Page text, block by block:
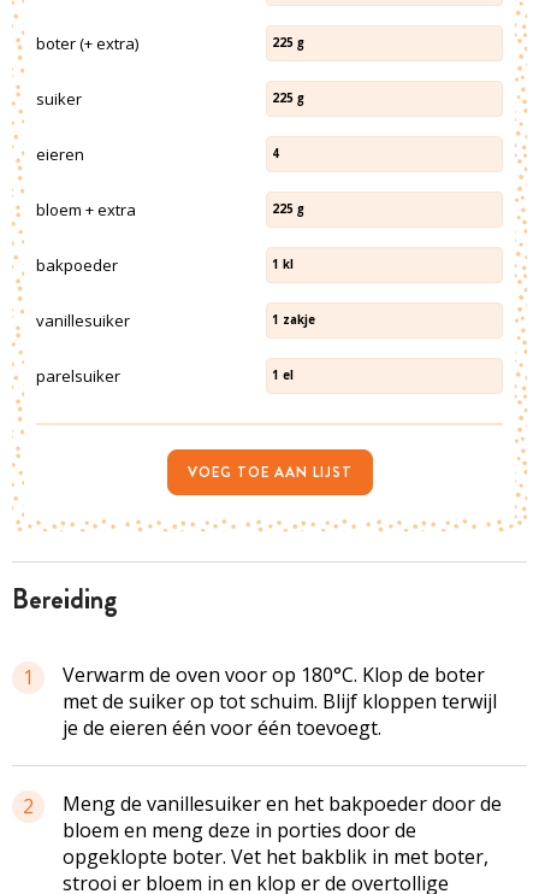
bereiding
1
Verwarm de oven voor op 180°C. Klop de boter
met de suiker op tot schuim. Blijf kloppen terwijl
je de eieren één voor één toevoegt.
2
Meng de vanillesuiker en het bakpoeder door de
bloem en meng deze in porties door de
opgeklopte boter. Vet het bakblik in met boter,
strooi er bloem in en klop er de overtollige
boter (+ extra) 225 g
suiker 225 g
eieren 4
bloem + extra 225 g
bakpoeder 1 kl
vanillesuiker 1 zakje
parelsuiker 1 el
VOEG TOE AAN LIJST